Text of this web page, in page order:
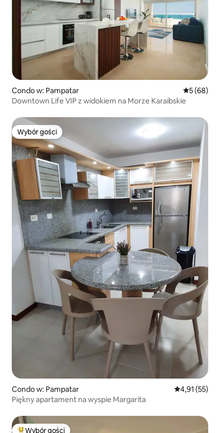
Condo w: Pampatar Średnia
5 (68)
Downtown Life VIP z widokiem na Morze Karaibskie
Wybór gości
Wybór gości
Condo w: Pampatar Średnia
4,91 (55)
Piękny apartament na wyspie Margarita
Wybór gości